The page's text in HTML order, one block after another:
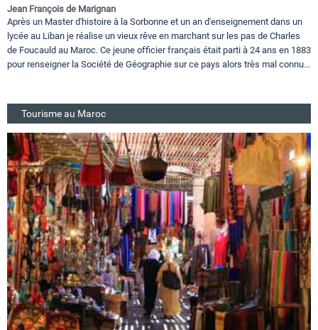
Jean François de Marignan
Après un Master d'histoire à la Sorbonne et un an d'enseignement dans un
lycée au Liban je réalise un vieux rêve en marchant sur les pas de Charles
de Foucauld au Maroc. Ce jeune officier français était parti à 24 ans en 1883
pour renseigner la Société de Géographie sur ce pays alors très mal connu...
Tourisme au Maroc